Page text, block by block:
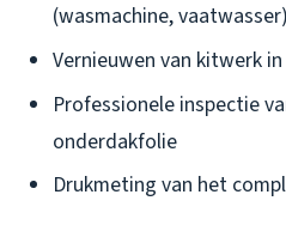
(wasmachine, vaatwasser)
Vernieuwen van kitwerk
Professionele inspectie
onderdakfolie
Drukmeting van het